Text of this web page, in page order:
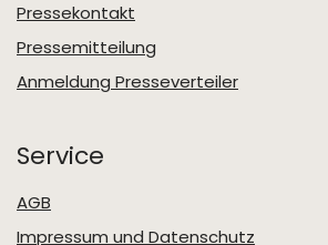
Pressekontakt
Pressemitteilung
Anmeldung Presseverteiler
Service
AGB
Impressum und Datenschutz